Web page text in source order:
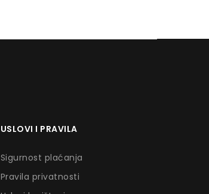
USLOVI I PRAVILA
Sigurnost plaćanja
Pravila privatnosti